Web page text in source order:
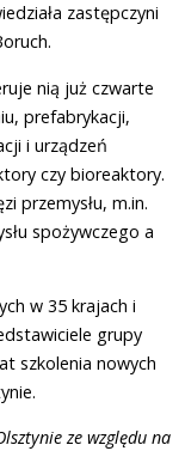
zastępczyni
nią już czwarte
prefabrykacji,
i urządzeń
czy bioreaktory.
przemysłu, m.in.
spożywczego a
w 35 krajach i
grupy
szkolenia nowych
ze względu na